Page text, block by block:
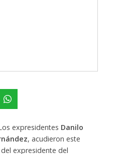
expresidentes Danilo
, acudieron este
expresidente del